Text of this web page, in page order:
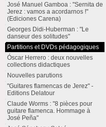
José Manuel Gamboa : "Sernita de
Jerez : vamos a acordarnos !"
(Ediciones Carena)
Georges Didi-Huberman : "Le
danseur des solitudes"
Partitions et DVDs pédagogiques
Óscar Herrero : deux nouvelles
collections didactiques
Nouvelles parutions
"Guitares flamencas de Jerez" -
Editions Delatour
Claude Worms : "8 pièces pour
guitare flamenca. Hommage à
José Peña"